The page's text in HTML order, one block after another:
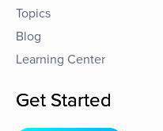
Topics
Blog
Learning Center
Get Started